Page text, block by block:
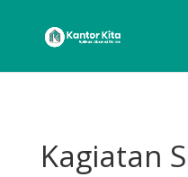
Kagiatan